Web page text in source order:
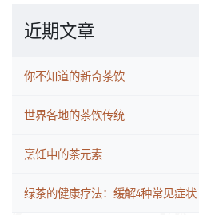
近期文章
你不知道的新奇茶饮
世界各地的茶饮传统
烹饪中的茶元素
绿茶的健康疗法：缓解4种常见症状